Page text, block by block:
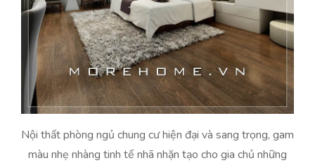
Nội thất phòng ngủ chung cư hiện đại và sang trọng, gam
màu nhẹ nhàng tinh tế nhã nhặn tạo cho gia chủ những